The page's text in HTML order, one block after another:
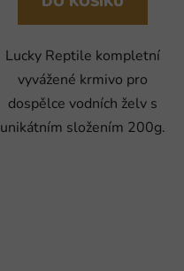
Lucky Reptile kompletní
vyvážené krmivo pro
dospělce vodních želv s
unikátním složením 200g.